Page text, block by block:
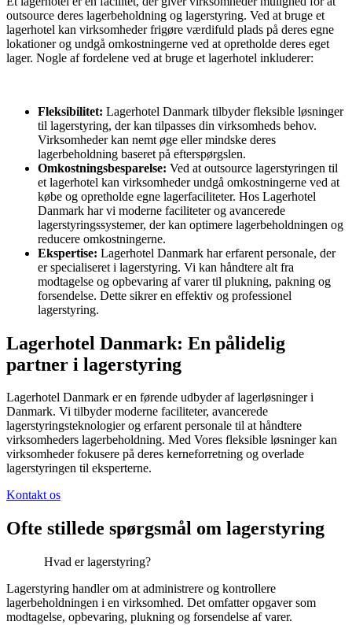
outsource deres lagerbeholdning og lagerstyring. Ved at bruge et
lagerhotel kan virksomheder frigøre værdifuld plads på deres egne
lokationer og undgå omkostningerne ved at opretholde deres eget
lager. Nogle af fordelene ved at bruge et lagerhotel inkluderer:
Fleksibilitet: Lagerhotel Danmark tilbyder fleksible løsninger
til lagerstyring, der kan tilpasses din virksomheds behov.
Virksomheder kan nemt øge eller mindske deres
lagerbeholdning baseret på efterspørgslen.
Omkostningsbesparelse: Ved at outsource lagerstyringen til
et lagerhotel kan virksomheder undgå omkostningerne ved at
købe og opretholde egne lagerfaciliteter. Hos Lagerhotel
Danmark har vi moderne faciliteter og avancerede
lagerstyringssystemer, der kan optimere lagerbeholdningen og
reducere omkostningerne.
Ekspertise: Lagerhotel Danmark har erfarent personale, der
er specialiseret i lagerstyring. Vi kan håndtere alt fra
modtagelse og opbevaring af varer til plukning, pakning og
forsendelse. Dette sikrer en effektiv og professionel
lagerstyring.
Lagerhotel Danmark: En pålidelig
partner i lagerstyring
Lagerhotel Danmark er en førende udbyder af lagerløsninger i
Danmark. Vi tilbyder moderne faciliteter, avancerede
lagerstyringsteknologier og erfarent personale til at håndtere
virksomheders lagerbeholdning. Med Vores fleksible løsninger kan
virksomheder fokusere på deres kerneforretning og overlade
lagerstyringen til eksperterne.
Kontakt os
Ofte stillede spørgsmål om lagerstyring
Hvad er lagerstyring?
Lagerstyring handler om at administrere og kontrollere
lagerbeholdningen i en virksomhed. Det omfatter opgaver som
modtagelse, opbevaring, plukning og forsendelse af varer.